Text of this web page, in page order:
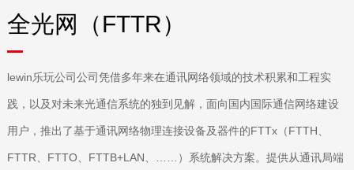
全光网（FTTR）
lewin乐玩公司公司凭借多年来在通讯网络领域的技术积累和工程实
践，以及对未来光通信系统的独到见解，面向国内国际通信网络建设
用户，推出了基于通讯网络物理连接设备及器件的FTTx（FTTH、
FTTR、FTTO、FTTB+LAN、……）系统解决方案。提供从通讯局端